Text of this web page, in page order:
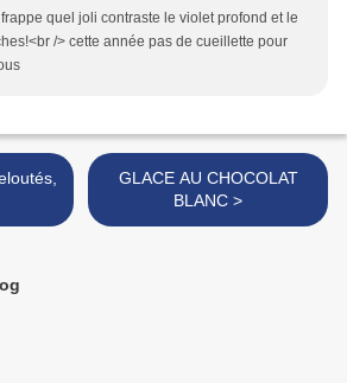
quel joli contraste le violet profond et le
/> cette année pas de cueillette pour
GLACE AU CHOCOLAT
BLANC >